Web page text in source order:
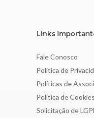
Links
Fale Conosco
Política de
Políticas de
Política de Cookies
Solicitação de